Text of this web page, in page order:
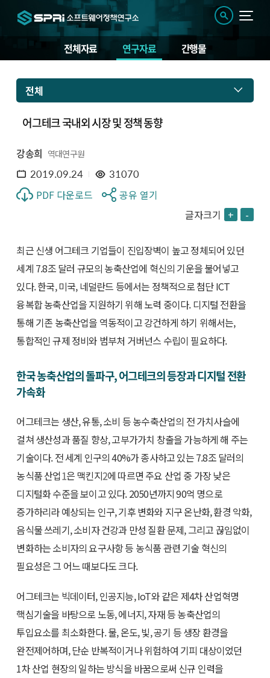
전체자료 연구자료 간행물
전체
어그테크 국내외 시장 및 정책 동향
강송희 역대연구원
2019.09.24 31070
PDF 다운로드
공유 열기
글자크기 + -
최근 신생 어그테크 기업들이 진입장벽이 높고 정체되어 있던
세계 7.8조 달러 규모의 농축산업에 혁신의 기운을 불어넣고
있다. 한국, 미국, 네덜란드 등에서는 정책적으로 첨단 ICT
융복합 농축산업을 지원하기 위해 노력 중이다. 디지털 전환을
통해 기존 농축산업을 역동적이고 강건하게 하기 위해서는,
통합적인 규제 정비와 범부처 거버넌스 수립이 필요하다.
한국 농축산업의 돌파구, 어그테크의 등장과 디지털 전환
가속화
어그테크는 생산, 유통, 소비 등 농수축산업의 전 가치사슬에
걸쳐 생산성과 품질 향상, 고부가가치 창출을 가능하게 해 주는
기술이다. 전 세계 인구의 40%가 종사하고 있는 7.8조 달러의
농식품 산업1은 맥킨지2에 따르면 주요 산업 중 가장 낮은
디지털화 수준을 보이고 있다. 2050년까지 90억 명으로
증가하리라 예상되는 인구, 기후 변화와 지구 온난화, 환경 악화,
음식물 쓰레기, 소비자 건강과 만성 질환 문제, 그리고 끊임없이
변화하는 소비자의 요구사항 등 농식품 관련 기술 혁신의
필요성은 그 어느 때보다도 크다.
어그테크는 빅데이터, 인공지능, IoT와 같은 제4차 산업혁명
핵심기술을 바탕으로 노동, 에너지, 자재 등 농축산업의
투입요소를 최소화한다. 물, 온도, 빛, 공기 등 생장 환경을
완전제어하며, 단순 반복적이거나 위험하여 기피 대상이었던
1차 산업 현장의 일하는 방식을 바꿈으로써 신규 인력을